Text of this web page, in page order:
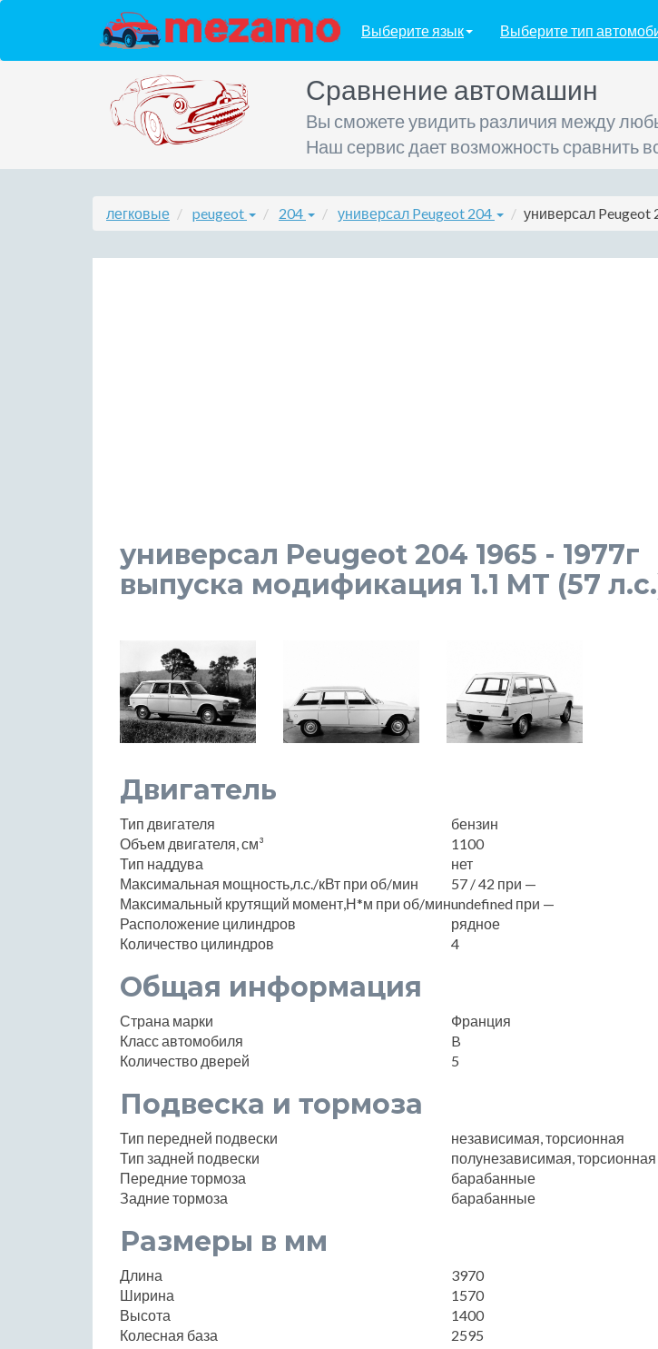
Выберите язык Выберите тип
Сравнение автомашин
Вы сможете увидить различия между
Наш сервис дает возможность сравнить
легковые peugeot 204 универсал Peugeot 204 универсал Peugeot
универсал Peugeot 204 1965 - 1977г
выпуска модификация 1.1 MT (57
Двигатель
Тип двигателя
бензин
Объем двигателя, см³
1100
Тип наддува
нет
Максимальная мощность,л.с./кВт при об/мин
57 / 42 при —
Максимальный крутящий момент,Н*м при об/минundefined при —
Расположение цилиндров
рядное
Количество цилиндров
4
Общая информация
Страна марки
Франция
Класс автомобиля
B
Количество дверей
5
Подвеска и тормоза
Тип передней подвески
независимая, торсионная
Тип задней подвески
полунезависимая, торсионная
Передние тормоза
барабанные
Задние тормоза
барабанные
Размеры в мм
Длина
3970
Ширина
1570
Высота
1400
Колесная база
2595